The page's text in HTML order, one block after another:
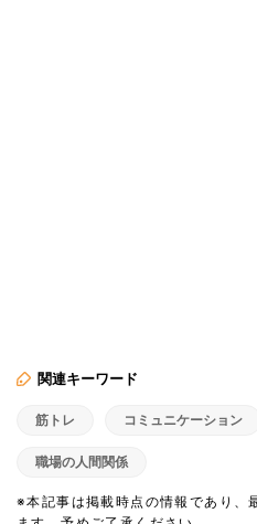
関連キーワード
筋トレ コミュニケーション
職場の人間関係
※本記事は掲載時点の情報であり、